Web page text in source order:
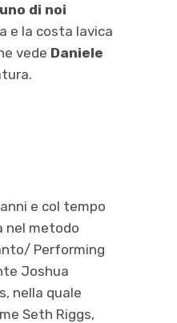
di noi
e la costa lavica
vede Daniele
e col tempo
nel metodo
Performing
Joshua
nella quale
Seth Riggs,